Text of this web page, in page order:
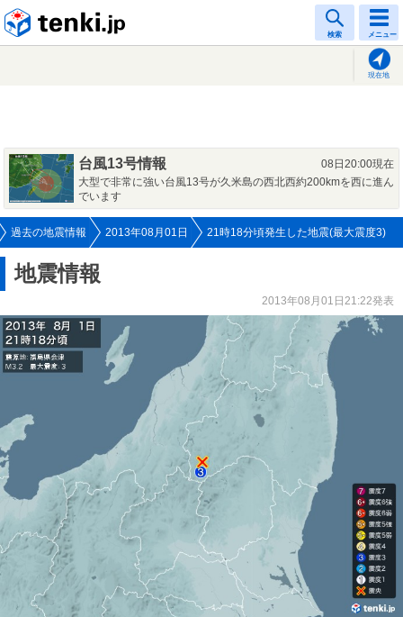
検索 メニュー
現在地
台風13号情報
08日20:00現在
大型で非常に強い台風13号が久米島の西北西約200kmを西に進ん
でいます
過去の地震情報 2013年08月01日 21時18分頃発生した地震(最大震度3)
地震情報
2013年08月01日21:22発表